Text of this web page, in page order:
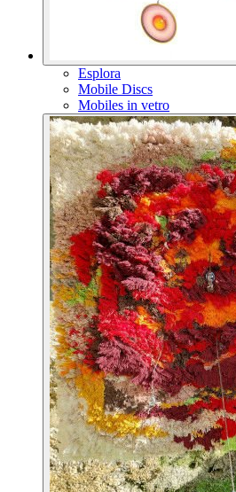
Esplora
Mobile Discs
Mobiles in vetro